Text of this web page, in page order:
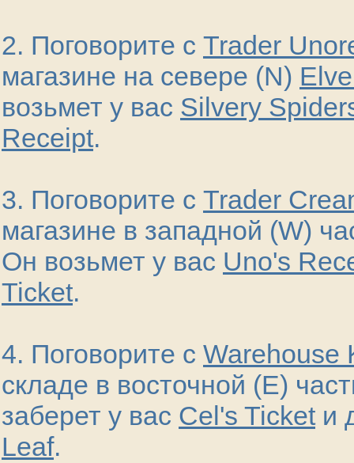
2. Поговорите с Trader
магазине на севере (N)
возьмет у вас Silvery
Receipt.
3. Поговорите с Trader
магазине в западной (W)
Он возьмет у вас Uno's
Ticket.
4. Поговорите с Warehouse
складе в восточной (E)
заберет у вас Cel's Ticketи
Leaf.